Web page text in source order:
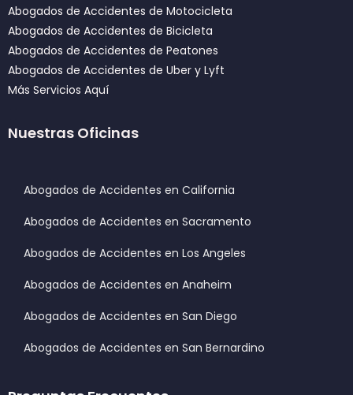
Abogados de Accidentes de Motocicleta
Abogados de Accidentes de Bicicleta
Abogados de Accidentes de Peatones
Abogados de Accidentes de Uber y Lyft
Más Servicios Aquí
Nuestras Oficinas
Abogados de Accidentes en California
Abogados de Accidentes en Sacramento
Abogados de Accidentes en Los Angeles
Abogados de Accidentes en Anaheim
Abogados de Accidentes en San Diego
Abogados de Accidentes en San Bernardino